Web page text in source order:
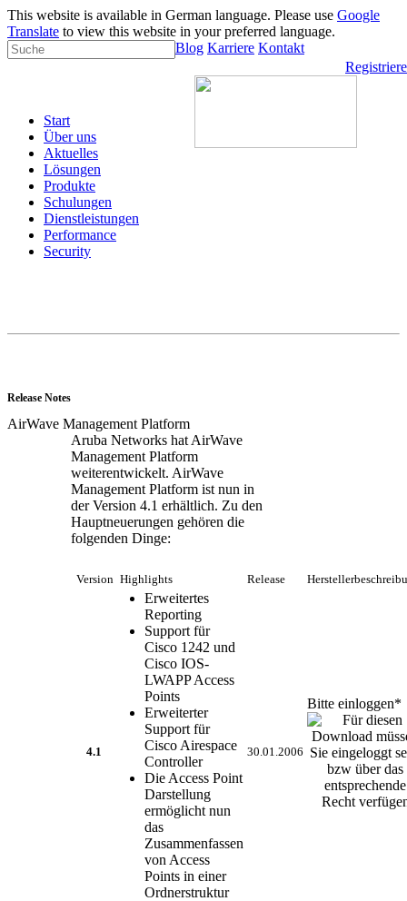
This website is available in German language. Please use Google
Translate to view this website in your preferred language.
Blog Karriere Kontakt
Start
Über uns
Aktuelles
Lösungen
Produkte
Schulungen
Dienstleistungen
Performance
Security
Release Notes
AirWave Management Platform
Aruba Networks hat AirWave
Management Platform
weiterentwickelt. AirWave
Management Platform ist nun in
der Version 4.1 erhältlich. Zu den
Hauptneuerungen gehören die
folgenden Dinge:
Version Highlights Release
4.1
Erweitertes
Reporting
Support für
Cisco 1242 und
Cisco IOS-
LWAPP Access
Points
Erweiterter
Support für
Cisco Airespace
Controller
Die Access Point
Darstellung
ermöglicht nun
das
Zusammenfassen
von Access
Points in einer
Ordnerstruktur
30.01.2006
Bitte einloggen*